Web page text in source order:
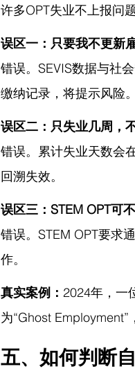
许多OPT失业不上报问
误区一：只要我不更新
错误。SEVIS数据与社
缴纳记录，将提示风险。
误区二：只失业几周，
错误。累计失业天数会
回溯失效。
误区三：STEM OPT可
错误。STEM OPT要求
作。
真实案例： 2024年，一
为“Ghost Employment”
五、如何判断